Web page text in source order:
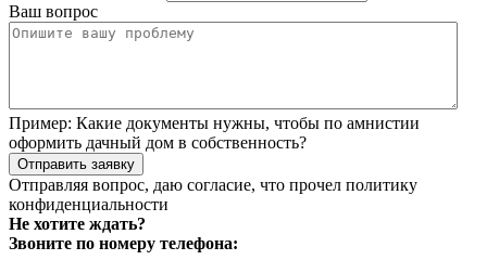
Ваш вопрос
Пример: Какие документы нужны, чтобы по амнистии
оформить дачный дом в собственность?
Отправить заявку
Отправляя вопрос, даю согласие, что прочел политику
конфиденциальности
Не хотите ждать?
Звоните по номеру телефона: